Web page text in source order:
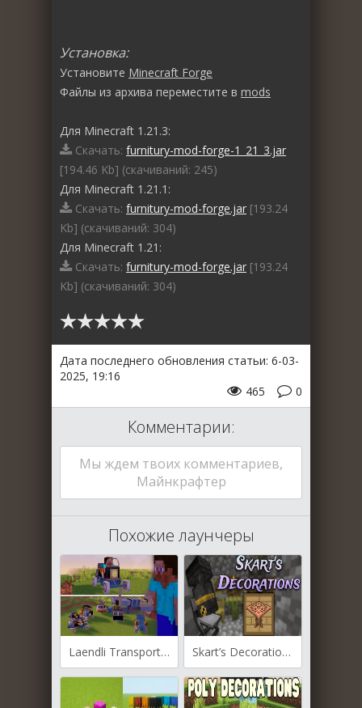
Установка:
Установите Minecraft Forge
Файлы из архива переместите в mods
Для Minecraft 1.21.3:
Скачать: furnitury-mod-forge-1_21_3.jar
[194.46 Kb] (cкачиваний: 245)
Для Minecraft 1.21.1:
Скачать: furnitury-mod-forge.jar [193.24
Kb] (cкачиваний: 304)
Для Minecraft 1.21:
Скачать: furnitury-mod-forge.jar [193.24
Kb] (cкачиваний: 304)
Дата последнего обновления статьи: 6-03-
2025, 19:16
0
465
Комментарии:
Мы ждем твоих комментариев,
Майнкрафтер
Похожие лаунчеры
Laendli Transport для Майнкрафт [1.20.1, 1.20, 1.19.2] Skart’s Decorations для Майнкрафт [1.21.4, 1.21.3]